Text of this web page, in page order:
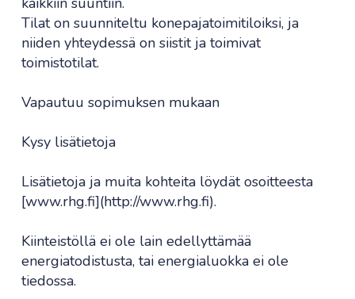
Tilat on suunniteltu konepajatoimitiloiksi, ja
niiden yhteydessä on siistit ja toimivat
toimistotilat.
Vapautuu sopimuksen mukaan
Kysy lisätietoja
Lisätietoja ja muita kohteita löydät osoitteesta
[www.rhg.fi](http://www.rhg.fi).
Kiinteistöllä ei ole lain edellyttämää
energiatodistusta, tai energialuokka ei ole
tiedossa.